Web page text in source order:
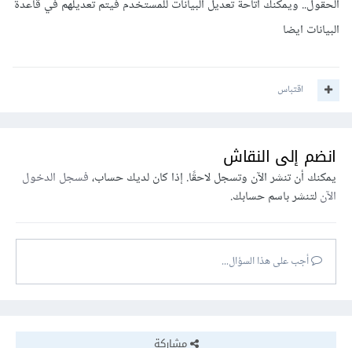
الحقول.. ويمكنك اتاحة تعديل البيانات للمستخدم فيتم تعديلهم في قاعدة
البيانات ايضا
اقتباس
انضم إلى النقاش
يمكنك أن تنشر الآن وتسجل لاحقًا. إذا كان لديك حساب،فسجل الدخول
الآنلتنشر باسم حسابك.
أجب على هذا السؤال...
مشاركة